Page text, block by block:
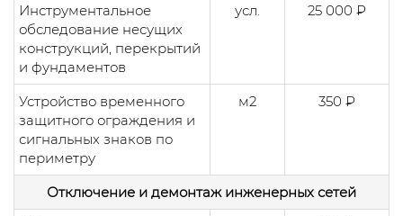
Инструментальное
обследование несущих
конструкций, перекрытий
и фундаментов
усл. 25 000 ₽
Устройство временного
защитного ограждения и
сигнальных знаков по
периметру
м2 350 ₽
Отключение и демонтаж инженерных сетей